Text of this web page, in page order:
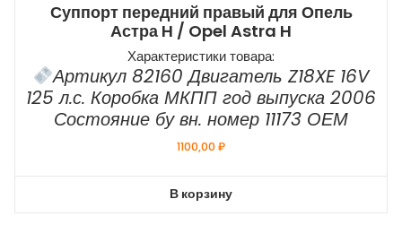
Суппорт передний правый для Опель
Астра H / Opel Astra H
Характеристики товара:
Артикул 82160 Двигатель Z18XE 16V
125 л.с. Коробка МКПП год выпуска 2006
Состояние бу вн. номер 11173 ОЕМ
1100,00₽
В корзину